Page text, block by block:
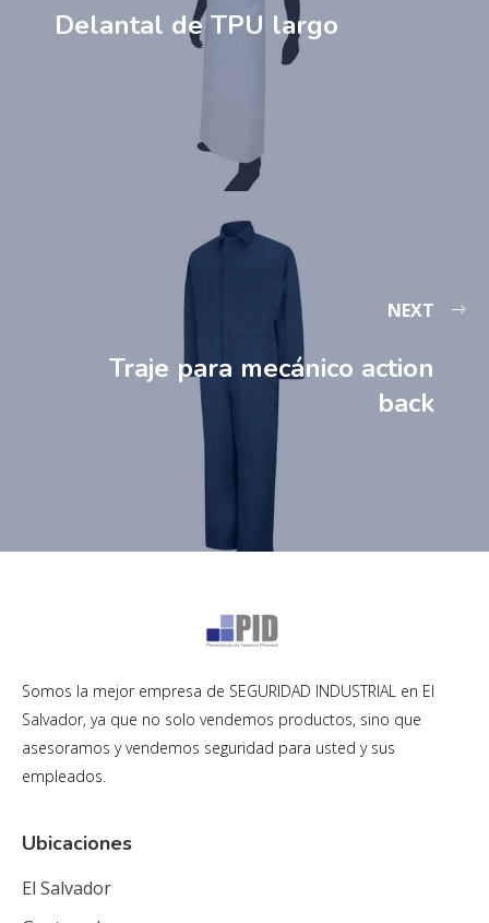
Delantal de TPU largo
NEXT
Traje para mecánico action
back
Somos la mejor empresa de SEGURIDAD INDUSTRIAL en El
Salvador, ya que no solo vendemos productos, sino que
asesoramos y vendemos seguridad para usted y sus
empleados.
Ubicaciones
El Salvador